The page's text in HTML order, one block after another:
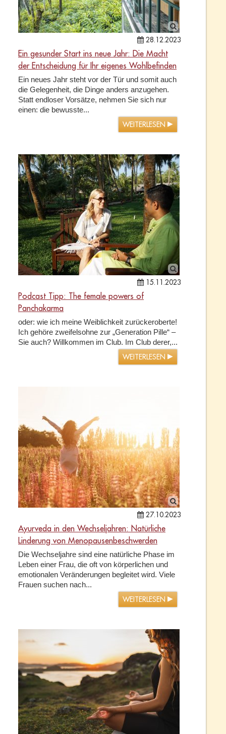
28.12.2023
Ein gesunder Start ins neue Jahr: Die Macht
der Entscheidung für Ihr eigenes Wohlbefinden
Ein neues Jahr steht vor der Tür und somit auch
die Gelegenheit, die Dinge anders anzugehen.
Statt endloser Vorsätze, nehmen Sie sich nur
einen: die bewusste...
WEITERLESEN
15.11.2023
Podcast Tipp: The female powers of
Panchakarma
oder: wie ich meine Weiblichkeit zurückeroberte!
Ich gehöre zweifelsohne zur „Generation Pille“ –
Sie auch? Willkommen im Club. Im Club derer,...
WEITERLESEN
27.10.2023
Ayurveda in den Wechseljahren: Natürliche
Linderung von Menopausenbeschwerden
Die Wechseljahre sind eine natürliche Phase im
Leben einer Frau, die oft von körperlichen und
emotionalen Veränderungen begleitet wird. Viele
Frauen suchen nach...
WEITERLESEN